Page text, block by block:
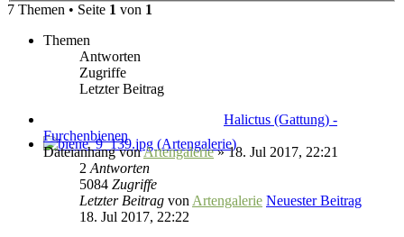
7 Themen • Seite 1 von 1
Themen
Antworten
Zugriffe
Letzter Beitrag
Halictus (Gattung) -
Furchenbienen
DateianhangvonArtengalerie» 18. Jul 2017, 22:21
2 Antworten
5084 Zugriffe
Letzter Beitrag von Artengalerie Neuester Beitrag
18. Jul 2017, 22:22